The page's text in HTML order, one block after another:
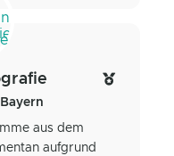
aus dem
aufgrund